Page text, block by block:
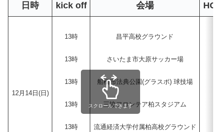
日時 kick off 会場
12月14日(日)
13時
13時
13時
13時
13時
昌平高校グラウンド
さいたま市大原サッカー場
船橋市法典公園(グラスポ) 球技場
三協フロンテア柏スタジアム
流通経済大学付属柏高校グラウンド
スクロールできます